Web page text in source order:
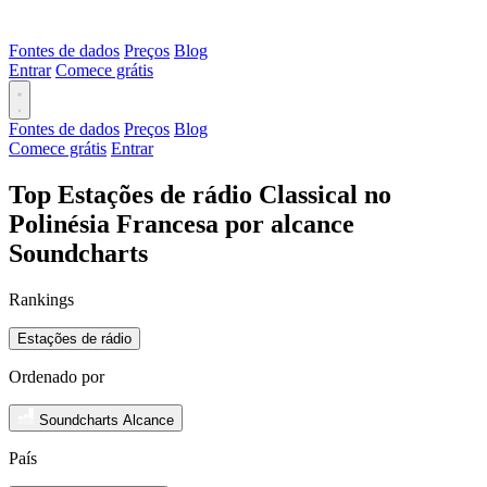
Fontes de dados Preços Blog
Entrar Comece grátis
Fontes de dados Preços Blog
Comece grátis Entrar
Top Estações de rádio Classical no
Polinésia Francesa por alcance
Soundcharts
Rankings
Estações de rádio
Ordenado por
Soundcharts Alcance
País